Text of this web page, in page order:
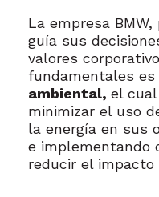
La empresa
guía sus
valores
fundamentales es
ambiental, el
minimizar el uso
la energía en sus
e implementando
reducir el impacto